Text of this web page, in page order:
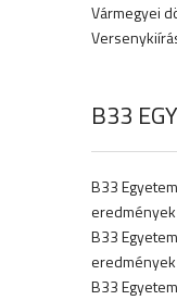
Vármegyei
B33
B33
eredmények
B33
eredmények
B33